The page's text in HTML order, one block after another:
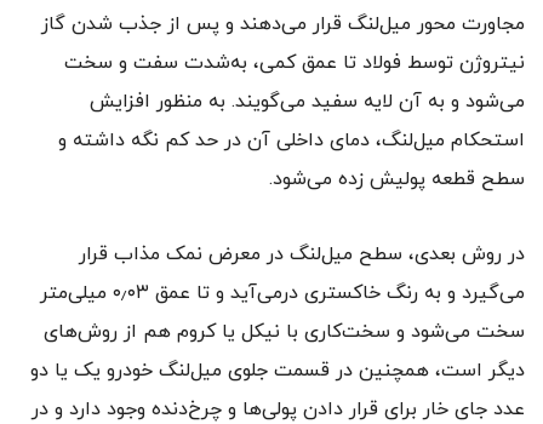
مجاورت محور میل‌لنگ قرار می‌دهند و پس از جذب شدن گاز
نیتروژن توسط فولاد تا عمق کمی، به‌شدت سفت و سخت
می‌شود و به آن لایه سفید می‌گویند. به منظور افزایش
استحکام میل‌لنگ، دمای داخلی آن در حد کم نگه داشته و
سطح قطعه پولیش زده می‌شود.
در روش بعدی، سطح میل‌لنگ در معرض نمک مذاب قرار
می‌گیرد و به رنگ خاکستری درمی‌آید و تا عمق ۰٫۰۳ میلی‌متر
سخت می‌شود و سخت‌کاری با نیکل یا کروم هم از روش‌های
دیگر است، همچنین در قسمت جلوی میل‌لنگ خودرو یک یا دو
عدد جای خار برای قرار دادن پولی‌ها و چرخ‌دنده وجود دارد و در